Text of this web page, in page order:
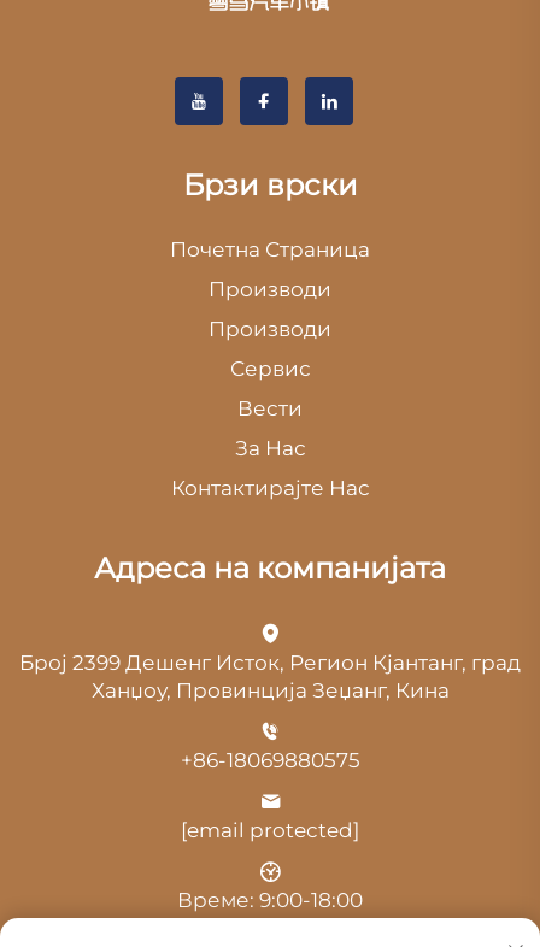
Брзи врски
Почетна Страница
Производи
Производи
Сервис
Вести
За Нас
Контактирајте Нас
Адреса на компанијата
Број 2399 Дешенг Исток, Регион Кјантанг, град
Ханџоу, Провинција Зеџанг, Кина
+86-18069880575
[email protected]
Време: 9:00-18:00